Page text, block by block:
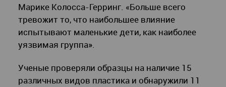
Марике Колосса-Герринг. «Больше всего
тревожит то, что наибольшее влияние
испытывают маленькие дети, как наиболее
уязвимая группа».
Ученые проверяли образцы на наличие 15
различных видов пластика и обнаружили 11